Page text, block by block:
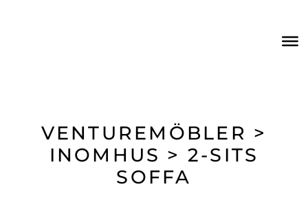
VENTUREMÖBLER >
INOMHUS > 2-SITS
SOFFA